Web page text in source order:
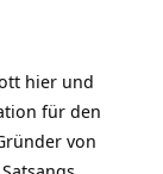
hier und
für den
von